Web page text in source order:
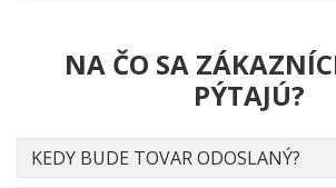
NA ČO SA
PÝTAJÚ?
KEDY BUDE TOVAR ODOSLANÝ?